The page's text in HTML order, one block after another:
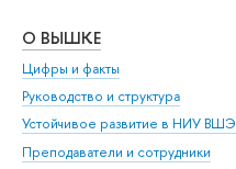
О ВЫШКЕ
Цифры и факты
Руководство и структура
Устойчивое развитие в НИУ ВШЭ
Преподаватели и сотрудники